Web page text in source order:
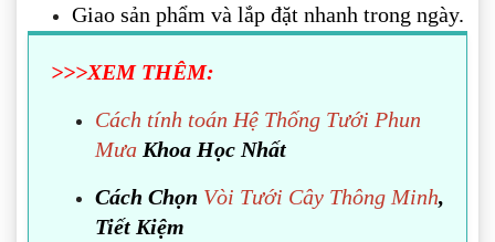
Giao sản phẩm và lắp đặt nhanh trong ngày.
>>>XEM THÊM:
Cách tính toán Hệ Thống Tưới Phun
Mưa Khoa Học Nhất
Cách Chọn Vòi Tưới Cây Thông Minh,
Tiết Kiệm